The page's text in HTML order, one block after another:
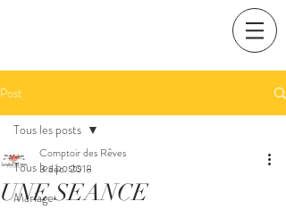
Post
Tous les posts
Mariage
Tous les posts
UNE SEANCE
Comptoir des Rêves
3 déc. 2018